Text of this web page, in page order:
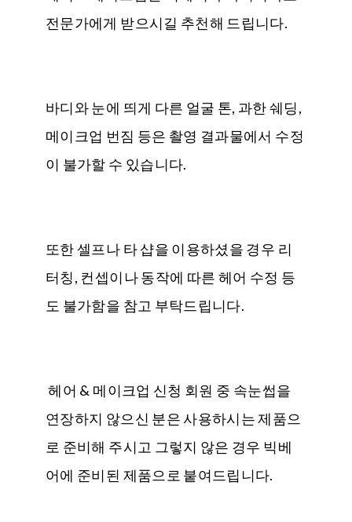
전문가에게 받으시길 추천해 드립니다.
바디와 눈에 띄게 다른 얼굴 톤, 과한 쉐딩,
메이크업 번짐 등은 촬영 결과물에서 수정
이 불가할 수 있습니다.
또한 셀프나 타 샵을 이용하셨을 경우 리
터칭, 컨셉이나 동작에 따른 헤어 수정 등
도 불가함을 참고 부탁드립니다.
헤어 & 메이크업 신청 회원 중 속눈썹을
연장하지 않으신 분은 사용하시는 제품으
로 준비해 주시고 그렇지 않은 경우 빅베
어에 준비된 제품으로 붙여드립니다.